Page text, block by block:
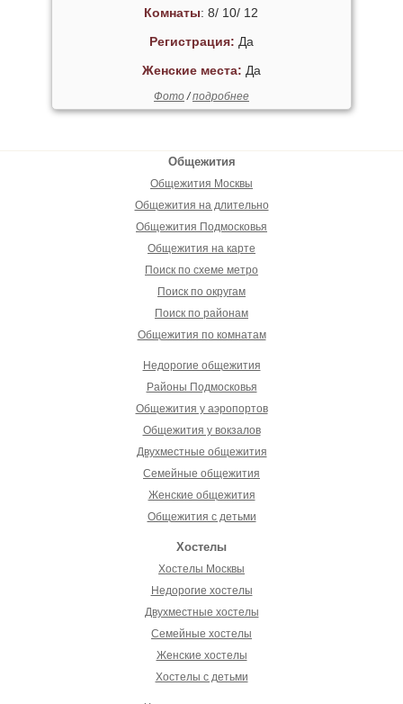
Комнаты: 8/ 10/ 12
Регистрация: Да
Женские места: Да
Фото/подробнее
Общежития
Общежития Москвы
Общежития на длительно
Общежития Подмосковья
Общежития на карте
Поиск по схеме метро
Поиск по округам
Поиск по районам
Общежития по комнатам
Недорогие общежития
Районы Подмосковья
Общежития у аэропортов
Общежития у вокзалов
Двухместные общежития
Семейные общежития
Женские общежития
Общежития с детьми
Хостелы
Хостелы Москвы
Недорогие хостелы
Двухместные хостелы
Семейные хостелы
Женские хостелы
Хостелы с детьми